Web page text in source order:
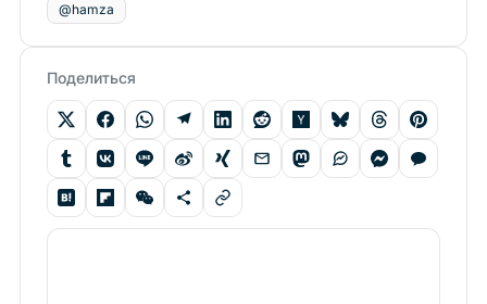
@hamza
Поделиться